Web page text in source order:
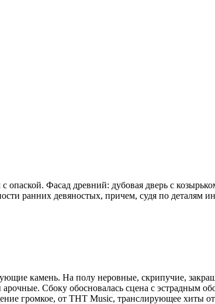
Фасад древний: дубовая дверь с
ранних девяностых, причем, судя по деталям
камень. На полу неровные, скрипучие,
Сбоку обосновалась сцена с эстрадным
громкое, от ТНТ Music, транслирующее хиты